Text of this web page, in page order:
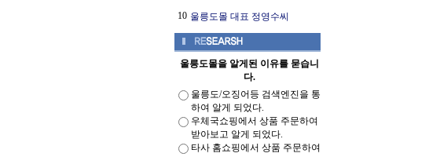
10 울릉도몰 대표 정영수씨
울릉도몰을 알게된 이유를 묻습니
다.
울릉도/오징어등 검색엔진을 통
하여 알게 되었다.
우체국쇼핑에서 상품 주문하여
받아보고 알게 되었다.
타사 홈쇼핑에서 상품 주문하여